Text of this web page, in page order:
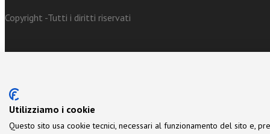
Copyright -Tutti i diritti riservati
Utilizziamo i cookie
Questo sito usa cookie tecnici, necessari al funzionamento del sito e,